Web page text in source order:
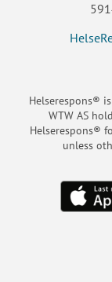
Helserespons®
WTW AS
Helserespons®
unless